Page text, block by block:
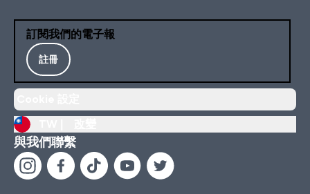
訂閱我們的電子報
註冊
與我們聯繫